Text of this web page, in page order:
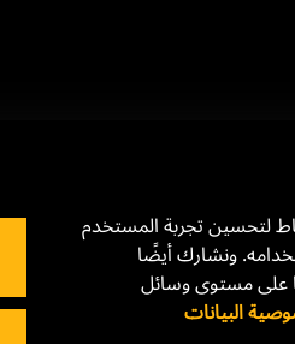
لتحسين تجربة المستخدم
ونشارك أيضًا
على مستوى وسائل
البيانات